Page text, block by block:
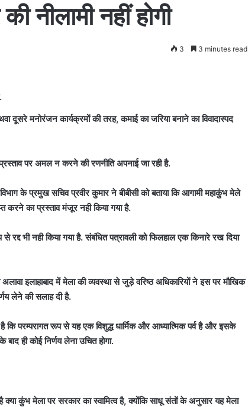
नीलामी नहीं होगी
3 3 minutes read
मनोरंजन कार्यक्रमों की तरह, कमाई का जरिया बनाने का विवादास्पद
पर अमल न करने की रणनीति अपनाई जा रही है.
के प्रमुख सचिव प्रवीर कुमार ने बीबीसी को बताया कि आगामी महाकुंभ मेले
का प्रस्ताव मंजूर नही किया गया है.
भी नही किया गया है. संबंधित पत्रावली को फिलहाल एक किनारे रख दिया
इलाहाबाद में मेला की व्यवस्था से जुड़े वरिष्ठ अधिकारियों ने इस पर मौखिक
लेने की सलाह दी है.
कि परम्परागत रूप से यह एक विशुद्ध धार्मिक और आध्यात्मिक पर्व है और इसके
ही कोई निर्णय लेना उचित होगा.
कुंभ मेला पर सरकार का स्वामित्व है, क्योंकि साधू संतों के अनुसार यह मेला